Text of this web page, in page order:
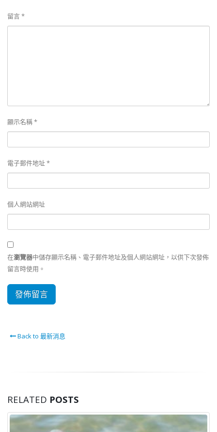
留言*
顯示名稱*
電子郵件地址*
個人網站網址
在瀏覽器中儲存顯示名稱、電子郵件地址及個人網站網址，以供下次發佈
留言時使用。
Back to 最新消息
RELATED POSTS